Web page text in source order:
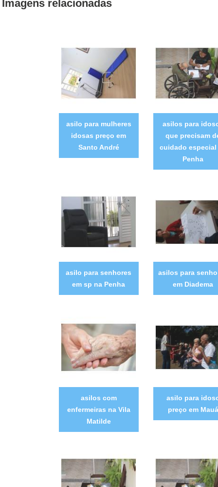
Imagens relacionadas
asilo para mulheres
idosas preço em
Santo André
asilos para
que precisam
cuidado especial
Penha
asilo para senhores
em sp na Penha
asilos para
em Diadema
asilos com
enfermeiras na Vila
Matilde
asilo para
preço em Mauá